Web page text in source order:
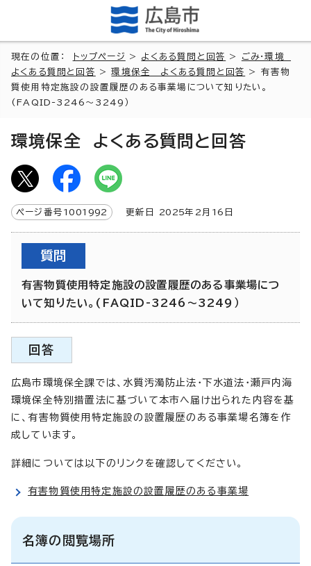
現在の位置： トップページ > よくある質問と回答 > ごみ・環境
よくある質問と回答
>環境保全 よくある質問と回答
> 有害物
質使用特定施設の設置履歴のある事業場について知りたい。
(FAQID-3246～3249）
環境保全 よくある質問と回答
ページ番号 1001992 更新日 2025年2月 16 日
質問
有害物質使用特定施設の設置履歴のある事業場につ
いて知りたい。(FAQID-3246～3249）
回答
広島市環境保全課では、水質汚濁防止法・下水道法・瀬戸内海
環境保全特別措置法に基づいて本市へ届け出られた内容を基
に、有害物質使用特定施設の設置履歴のある事業場名簿を作
成しています。
詳細については以下のリンクを確認してください。
有害物質使用特定施設の設置履歴のある事業場
名簿の閲覧場所